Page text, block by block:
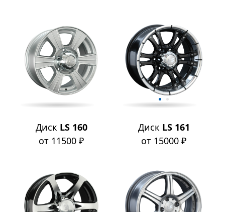
Диск LS 160
от 11500 ₽
Диск LS 161
от 15000 ₽